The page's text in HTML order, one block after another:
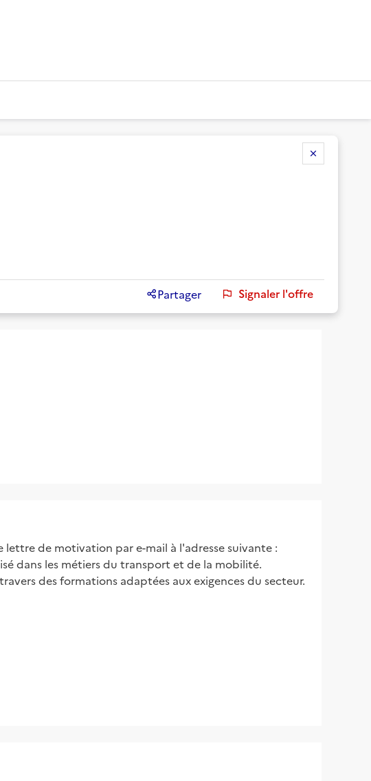
Partager Signaler l'offre
lettre de motivation par e-mail à l'adresse suivante :
dans les métiers du transport et de la mobilité.
des formations adaptées aux exigences du secteur.